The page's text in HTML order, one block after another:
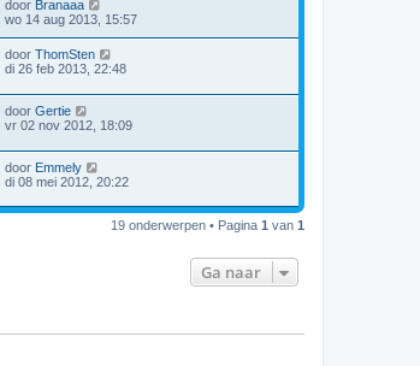
door Branaaa
wo 14 aug 2013, 15:57
door ThomSten
di 26 feb 2013, 22:48
door Gertie
vr 02 nov 2012, 18:09
door Emmely
di 08 mei 2012, 20:22
19 onderwerpen • Pagina 1 van 1
Ga naar